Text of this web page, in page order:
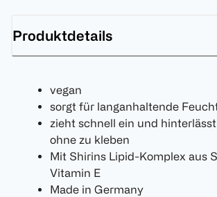
Produktdetails
vegan
sorgt für langanhaltende
zieht schnell ein und
ohne zu kleben
Mit Shirins Lipid-Komplex aus
Vitamin E
Made in Germany